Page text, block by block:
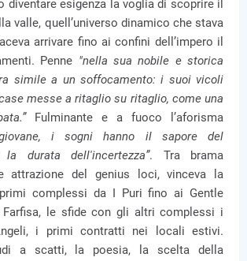
diventare esigenza la voglia di scoprire il
valle, quell’universo dinamico che stava
arrivare fino ai confini dell’impero il
Penne "nella sua nobile e storica
simile a un soffocamento: i suoi vicoli
messe a ritaglio su ritaglio, come una
Fulminante e a fuoco l’aforisma
i sogni hanno il sapore del
durata dell'incertezza”. Tra brama
attrazione del genius loci, vinceva la
complessi da I Puri fino ai Gentle
le sfide con gli altri complessi i
i primi contratti nei locali estivi.
a scatti, la poesia, la scelta della